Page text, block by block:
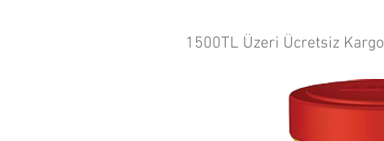
1500TL Üzeri Ücretsiz Kargo